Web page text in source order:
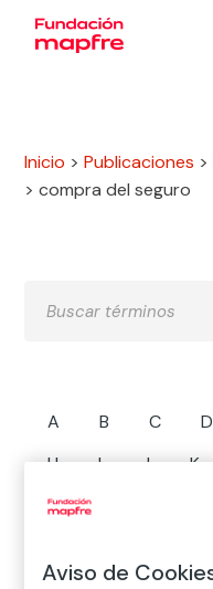
Inicio >Publicaciones >
>compra del seguro
A B C D
H
I J K
O
Aviso de